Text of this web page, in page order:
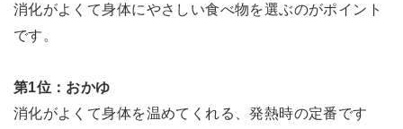
消化がよくて身体にやさしい食べ物を選ぶのがポイント
です。
第1位：おかゆ
消化がよくて身体を温めてくれる、発熱時の定番です